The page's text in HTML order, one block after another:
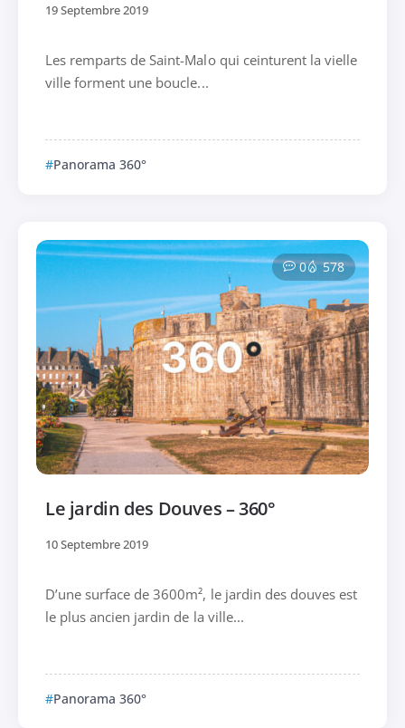
19 Septembre 2019
Les remparts de Saint-Malo qui ceinturent la vielle
ville forment une boucle...
Panorama 360°
0 578
Le jardin des Douves – 360°
10 Septembre 2019
D’une surface de 3600m², le jardin des douves est
le plus ancien jardin de la ville...
Panorama 360°